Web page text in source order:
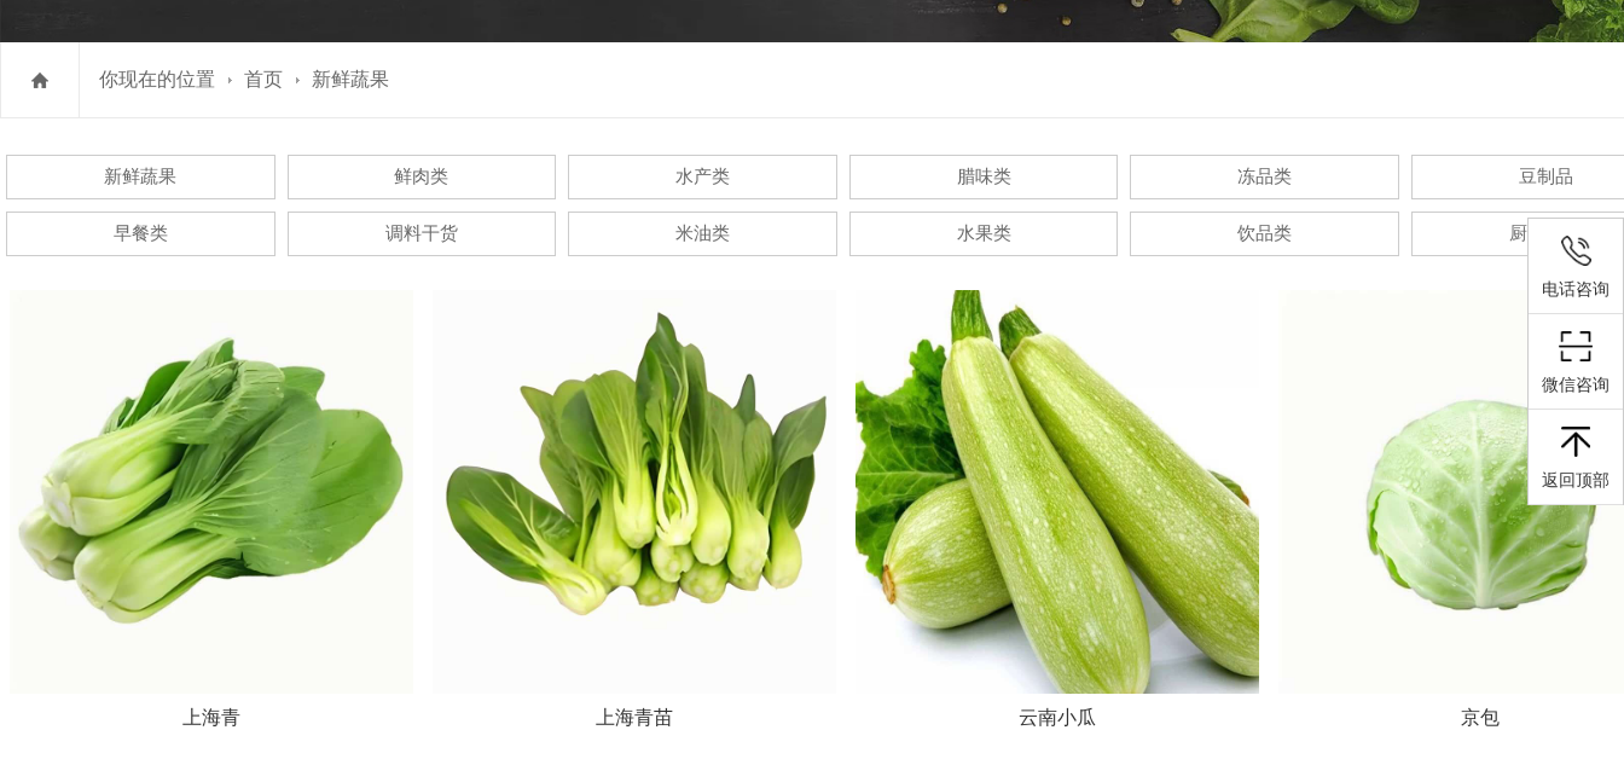
你现在的位置 首页 新鲜蔬果
新鲜蔬果 鲜肉类 水产类 腊味类 冻品类 豆制品
早餐类 调料干货 米油类 水果类 饮品类 厨房用品
上海青 上海青苗 云南小瓜 京包
电话咨询
微信咨询
返回顶部